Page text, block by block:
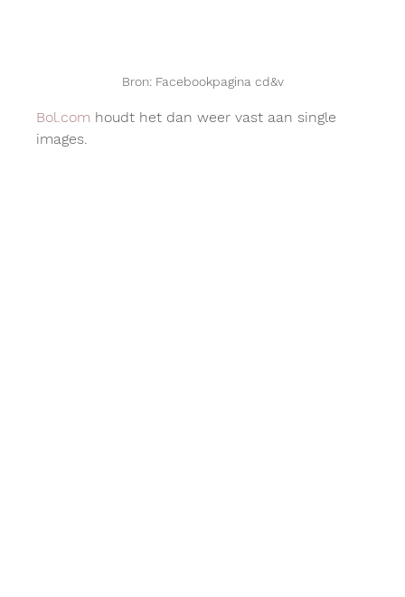
Bron: Facebookpagina cd&v
Bol.com houdt het dan weer vast aan single
images.